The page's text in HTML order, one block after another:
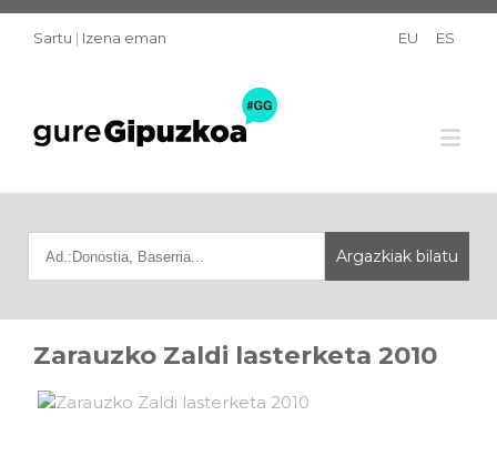
Sartu | Izena eman EU ES
Zarauzko Zaldi lasterketa 2010